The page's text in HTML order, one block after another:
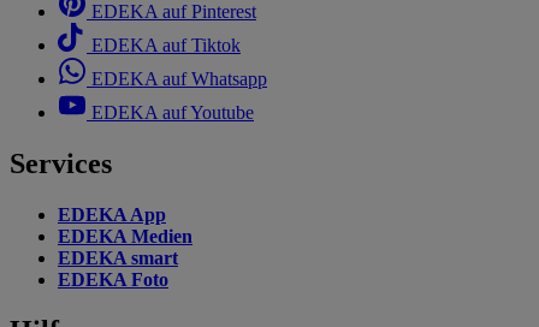
EDEKA auf Pinterest
EDEKA auf Tiktok
EDEKA auf Whatsapp
EDEKA auf Youtube
Services
EDEKA App
EDEKA Medien
EDEKA smart
EDEKA Foto